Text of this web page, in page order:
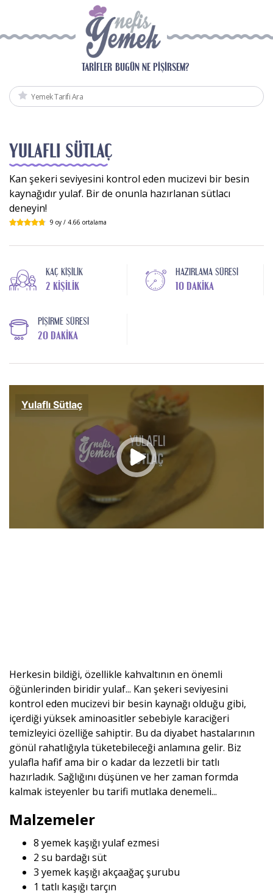
TARIFLER BUGÜN NE PIŞIRSEM?
YULAFLI SÜTLAÇ
Kan şekeri seviyesini kontrol eden mucizevi bir besin
kaynağıdır yulaf. Bir de onunla hazırlanan sütlacı
deneyin!
9 oy / 4.66 ortalama
KAÇ KIŞILIK
2 KIŞILIK
HAZIRLAMA SÜRESI
10 DAKIKA
PIŞIRME SÜRESI
20 DAKIKA
Herkesin bildiği, özellikle kahvaltının en önemli
öğünlerinden biridir yulaf... Kan şekeri seviyesini
kontrol eden mucizevi bir besin kaynağı olduğu gibi,
içerdiği yüksek aminoasitler sebebiyle karaciğeri
temizleyici özelliğe sahiptir. Bu da diyabet hastalarının
gönül rahatlığıyla tüketebileceği anlamına gelir. Biz
yulafla hafif ama bir o kadar da lezzetli bir tatlı
hazırladık. Sağlığını düşünen ve her zaman formda
kalmak isteyenler bu tarifi mutlaka denemeli...
Malzemeler
8 yemek kaşığı yulaf ezmesi
2 su bardağı süt
3 yemek kaşığı akçaağaç şurubu
1 tatlı kaşığı tarçın